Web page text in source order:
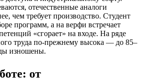
отечественные аналоги
чем требует производство. Студент
программ, а на верфи встречает
«сгорает» на входе. На ряде
труда по-прежнему высока — до 85–
изношены.
от